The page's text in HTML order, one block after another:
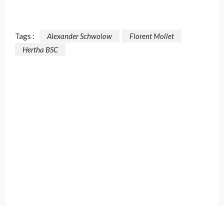
Tags : Alexander Schwolow
Florent Mollet
Hertha BSC